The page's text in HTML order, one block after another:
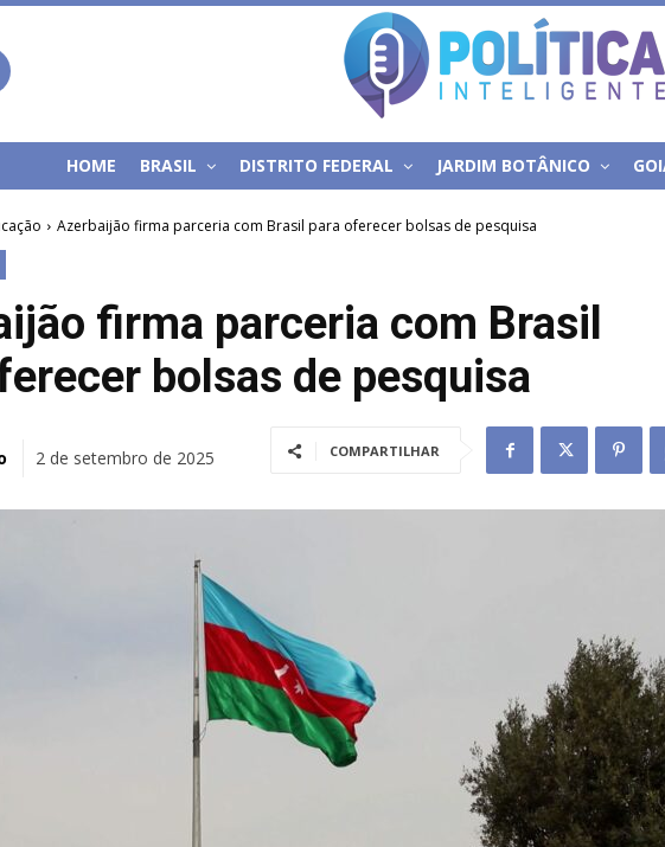
HOME BRASIL DISTRITO FEDERAL JARDIM BOTÂNICO
Azerbaijão firma parceria com Brasil para oferecer bolsas de pesquisa
firma parceria com Brasil
bolsas de pesquisa
2 de setembro de 2025 COMPARTILHAR